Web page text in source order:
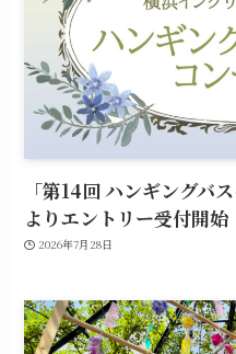
「第14回 ハンギングバ
よりエントリー受付開始
2026年7月28日